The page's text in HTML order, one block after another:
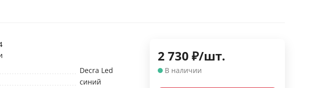
Decra Led
синий
2 730 ₽/шт.
В наличии